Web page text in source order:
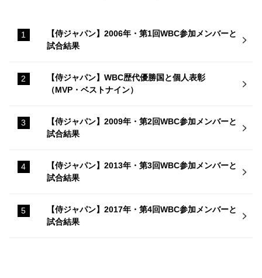
【侍ジャパン】2006年・第1回WBC参加メンバーと
試合結果
【侍ジャパン】WBC歴代優勝国と個人表彰
（MVP・ベストナイン）
【侍ジャパン】2009年・第2回WBC参加メンバーと
試合結果
【侍ジャパン】2013年・第3回WBC参加メンバーと
試合結果
【侍ジャパン】2017年・第4回WBC参加メンバーと
試合結果